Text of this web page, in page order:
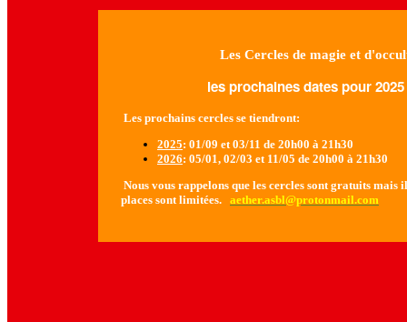
Les Cercles de magie et
les prochaines dates pour 2025
Les prochains cercles se tiendront:
2025: 01/09 et 03/11 de 20h00 à 21h30
2026: 05/01, 02/03 et 11/05 de 20h00 à 21h30
Nous vous rappelons que les cercles sont gratuits
places sont limitées. aether.asbl@protonmail.com